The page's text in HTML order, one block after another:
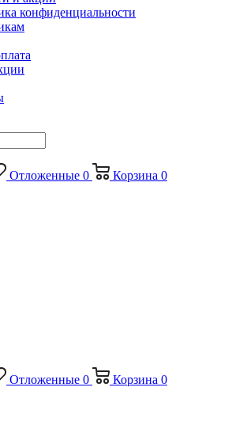
конфиденциальности
Отложенные 0 Корзина 0
Отложенные 0 Корзина 0